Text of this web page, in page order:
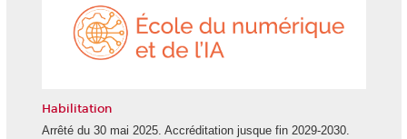
Habilitation
Arrêté du 30 mai 2025. Accréditation jusque fin 2029-2030.